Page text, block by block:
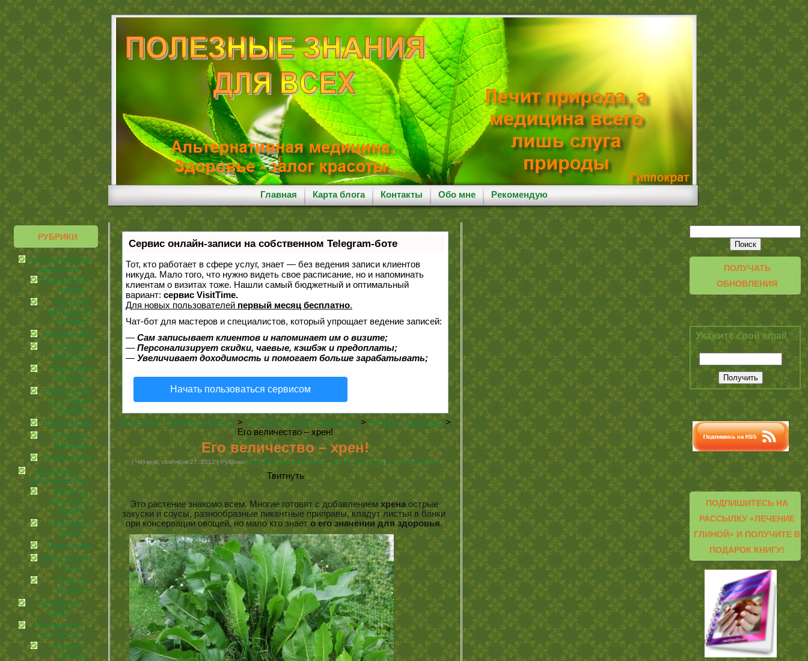
Главная Карта блога Контакты Обо мне Рекомендую
РУБРИКИ
Альтернативная
медицина
Беременность
и дети
болезни
внутренних
органов
болезни кожи
Женские
болезни
Мужские
болезни
Позвоночник,
суставы и
травмы
Польза соков
Ресурсы
природы
Стоматология
Здоровье —
залог красоты
Волосы,
ресницы,
брови
Питание и
диеты
Ручки наши
Уход за кожей
лица
Уход за
ногами
Лечебные
грибы
По немного
обо всем
Города и
страны
Сервис онлайн-записи на собственном Telegram-боте
Тот, кто работает в сфере услуг, знает — без ведения записи клиентов
никуда. Мало того, что нужно видеть свое расписание, но и напоминать
клиентам о визитах тоже. Нашли самый бюджетный и оптимальный
вариант: сервис VisitTime.
Для новых пользователей первый месяц бесплатно.
Чат-бот для мастеров и специалистов, который упрощает ведение записей:
— Сам записывает клиентов и напоминает им о визите;
— Персонализирует скидки, чаевые, кэшбэк и предоплаты;
— Увеличивает доходимость и помогает больше зарабатывать;
Начать пользоваться сервисом
Полезные Знания для Всех > Альтернативная медицина. > Ресурсы природы >
Его величество – хрен!
Его величество – хрен!
| Четверг, сентября 27, 2012 | РубрикаАльтернативная медицина. ,Ресурсы природы| 43 комментариев
Твитнуть
Это растение знакомо всем. Многие готовят с добавлениемхренаострые
закуски и соусы, разнообразные пикантные приправы, кладут листья в банки
при консервации овощей, но мало кто знаето его значении для здоровья.
ПОЛУЧАТЬ
ОБНОВЛЕНИЯ
Укажите свой email
ПОДПИШИТЕСЬ НА
РАССЫЛКУ «ЛЕЧЕНИЕ
ГЛИНОЙ» И ПОЛУЧИТЕ В
ПОДАРОК КНИГУ!